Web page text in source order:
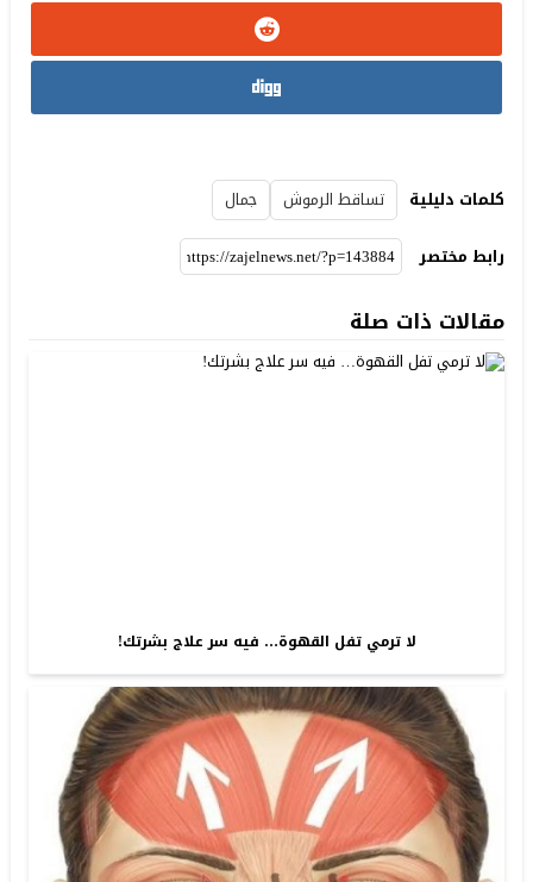
كلمات دليلية تساقط الرموش
جمال
رابط مختصر
مقالات ذات صلة
لا ترمي تفل القهوة… فيه سر علاج بشرتك!